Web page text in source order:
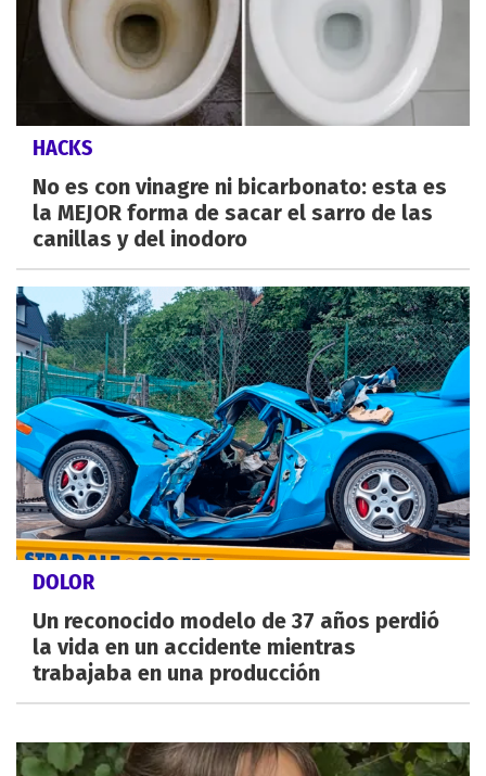
HACKS
No es con vinagre ni bicarbonato: esta es
la MEJOR forma de sacar el sarro de las
canillas y del inodoro
DOLOR
Un reconocido modelo de 37 años perdió
la vida en un accidente mientras
trabajaba en una producción